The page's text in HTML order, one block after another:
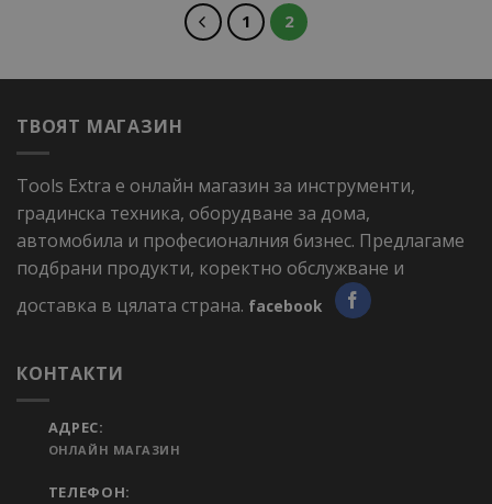
1 2
ТВОЯТ МАГАЗИН
Tools Extra е онлайн магазин за инструменти,
градинска техника, оборудване за дома,
автомобила и професионалния бизнес. Предлагаме
подбрани продукти, коректно обслужване и
доставка в цялата страна. facebook
КОНТАКТИ
АДРЕС:
ОНЛАЙН МАГАЗИН
ТЕЛЕФОН: